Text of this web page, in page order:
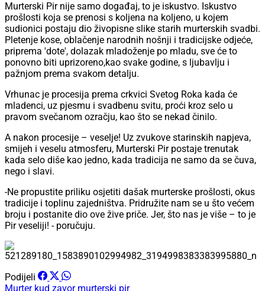
Murterski Pir nije samo događaj, to je iskustvo. Iskustvo
prošlosti koja se prenosi s koljena na koljeno, u kojem
sudionici postaju dio živopisne slike starih murterskih svadbi.
Pletenje kose, oblačenje narodnih nošnji i tradicijske odjeće,
priprema 'dote', dolazak mladoženje po mladu, sve će to
ponovno biti uprizoreno,kao svake godine, s ljubavlju i
pažnjom prema svakom detalju.
Vrhunac je procesija prema crkvici Svetog Roka kada će
mladenci, uz pjesmu i svadbenu svitu, proći kroz selo u
pravom svečanom ozračju, kao što se nekad činilo.
A nakon procesije – veselje! Uz zvukove starinskih napjeva,
smijeh i veselu atmosferu, Murterski Pir postaje trenutak
kada selo diše kao jedno, kada tradicija ne samo da se čuva,
nego i slavi.
-Ne propustite priliku osjetiti dašak murterske prošlosti, okus
tradicije i toplinu zajedništva. Pridružite nam se u što većem
broju i postanite dio ove žive priče. Jer, što nas je više – to je
Pir veseliji! - poručuju.
Podijeli
Murter kud zavor murterski pir